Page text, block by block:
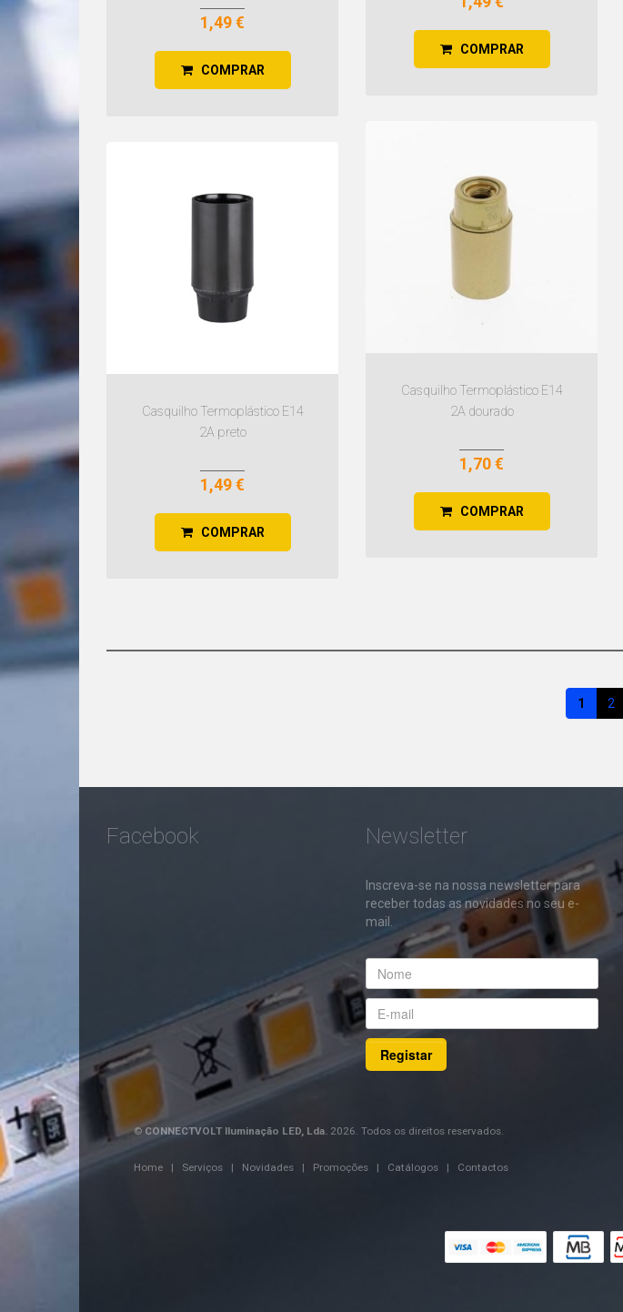
1,49 €
COMPRAR
COMPRAR
Casquilho Termoplástico E14
2A preto
1,49 €
COMPRAR
Casquilho Termoplástico E14
2A dourado
1,70 €
COMPRAR
1 2
Facebook Newsletter
Inscreva-se na nossa newsletter para
receber todas as novidades no seu e-
mail.
Registar
© CONNECTVOLT Iluminação LED, Lda. 2026. Todos os direitos reservados.
Home | Serviços | Novidades | Promoções | Catálogos | Contactos